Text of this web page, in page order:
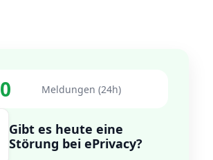
0 Meldungen (24h)
Gibt es heute eine
Störung bei ePrivacy?